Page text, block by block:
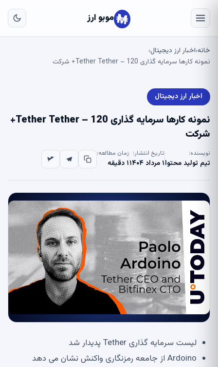
موبو ارز
خانه›اخبار ارز دیجیتال›
نمونه کارها سرمایه گذاری Tether Tether – 120+ شرکت
اخبار ارز دیجیتال
نمونه کارها سرمایه گذاری Tether Tether – 120+
شرکت
نویسنده:
تیم تولید محتوا
تاریخ انتشار:
۱ مرداد ۱۴۰۴
زمان مطالعه:
۱ دقیقه
لیست سرمایه گذاری Tether پدیدار شد
Ardoino از جامعه رمزنگاری واکنش نشان می دهد